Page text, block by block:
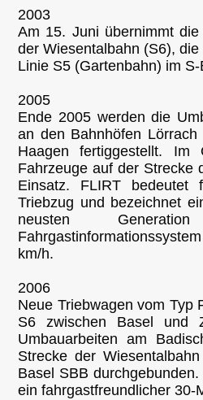
2003
Am 15. Juni übernimmt
der Wiesentalbahn (S6),
Linie S5 (Gartenbahn) im
2005
Ende 2005 werden die
an den Bahnhöfen
Haagen fertiggestellt. Im
Fahrzeuge auf der Strecke
Einsatz. FLIRT bedeutet
Triebzug und bezeichnet
neusten
km/h.
2006
Neue Triebwagen vom Typ
S6 zwischen Basel und
Umbauarbeiten am
Strecke der
Basel SBB
ein fahrgastfreundlicher 30-